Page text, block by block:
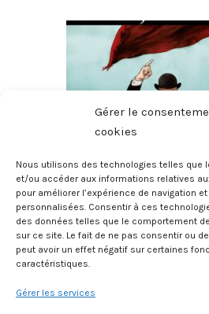
Gérer le
cookies
Nous utilisons des technologies telles que
et/ou accéder aux informations relatives
pour améliorer l’expérience de navigation
personnalisées. Consentir à ces
des données telles que le comportement
sur ce site. Le fait de ne pas consentir ou
peut avoir un effet négatif sur certaines
caractéristiques.
Gérer les services
Jaurès
3 juin 2026